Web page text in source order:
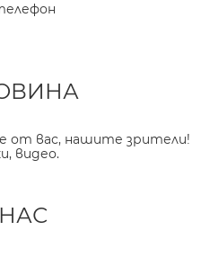
от вас, нашите зрители!
видео.